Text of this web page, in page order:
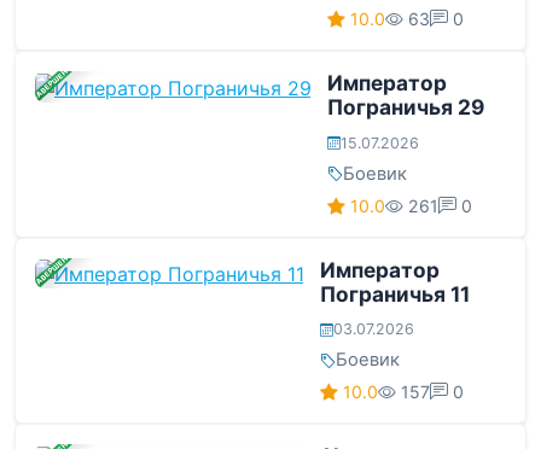
10.0 63 0
ЗАВЕРШЕНА
Император
Пограничья 29
15.07.2026
Боевик
10.0 261 0
ЗАВЕРШЕНА
Император
Пограничья 11
03.07.2026
Боевик
10.0 157 0